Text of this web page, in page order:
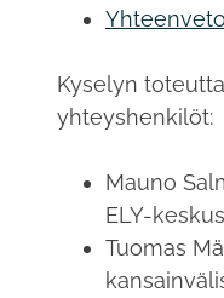
Yhteenveto
Kyselyn
yhteyshenkilöt:
Mauno
ELY-
Tuomas